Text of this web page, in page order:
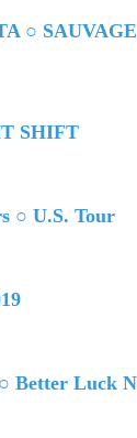
○ SAUVAGE
SHIFT
○ U.S. Tour